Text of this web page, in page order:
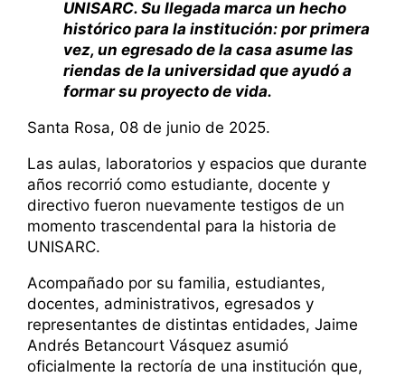
UNISARC. Su llegada marca un hecho
histórico para la institución: por primera
vez, un egresado de la casa asume las
riendas de la universidad que ayudó a
formar su proyecto de vida.
Santa Rosa, 08 de junio de 2025.
Las aulas, laboratorios y espacios que durante
años recorrió como estudiante, docente y
directivo fueron nuevamente testigos de un
momento trascendental para la historia de
UNISARC.
Acompañado por su familia, estudiantes,
docentes, administrativos, egresados y
representantes de distintas entidades, Jaime
Andrés Betancourt Vásquez asumió
oficialmente la rectoría de una institución que,